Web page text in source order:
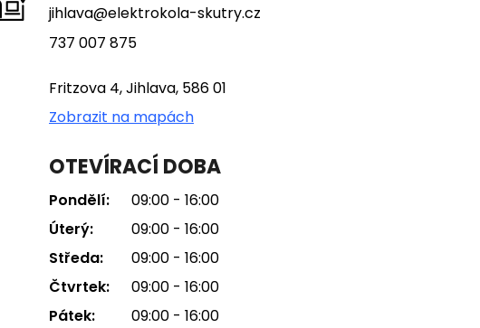
jihlava@elektrokola-skutry.cz
737 007 875
Fritzova 4, Jihlava, 586 01
Zobrazit na mapách
OTEVÍRACÍ DOBA
Pondělí:
09:00 - 16:00
Úterý:
09:00 - 16:00
Středa:
09:00 - 16:00
Čtvrtek:
09:00 - 16:00
Pátek:
09:00 - 16:00